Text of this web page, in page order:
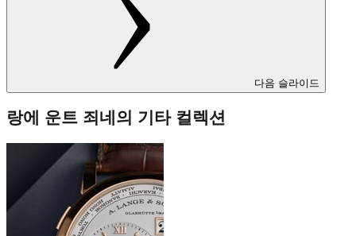
다음 슬라이드
랑에 운트 죄네의 기타 컬렉션